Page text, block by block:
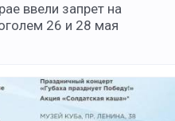
ввели запрет на
26 и 28 мая